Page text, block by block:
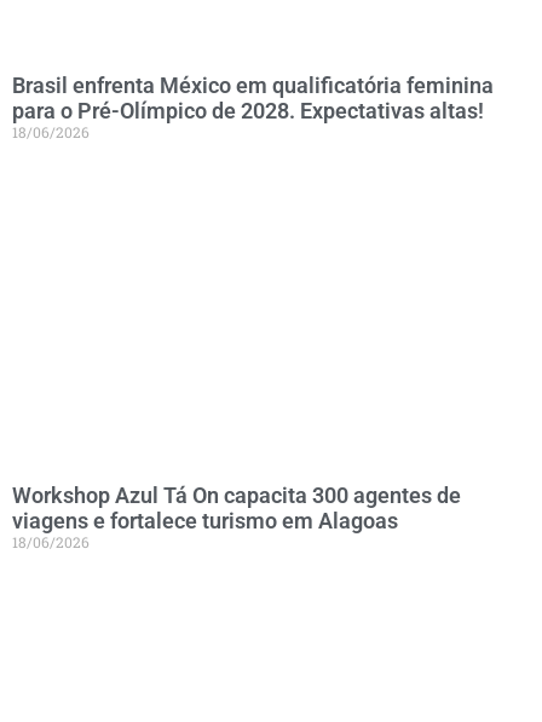
Brasil enfrenta México em qualificatória feminina
para o Pré-Olímpico de 2028. Expectativas altas!
18/06/2026
Workshop Azul Tá On capacita 300 agentes de
viagens e fortalece turismo em Alagoas
18/06/2026